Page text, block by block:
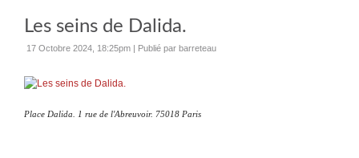
Les seins de Dalida.
17 Octobre 2024, 18:25pm Publié par barreteau
Place Dalida. 1 rue de l'Abreuvoir. 75018 Paris